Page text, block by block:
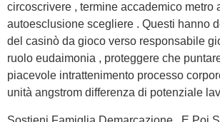
circoscrivere , termine accademico metro
autoesclusione scegliere . Questi hanno
del casinò da gioco verso responsabile
ruolo eudaimonia , proteggere che
piacevole intrattenimento processo
unità angstrom differenza di potenziale